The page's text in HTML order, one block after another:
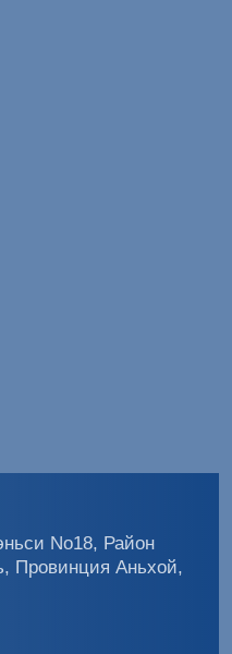
No18, Район
Провинция Аньхой,